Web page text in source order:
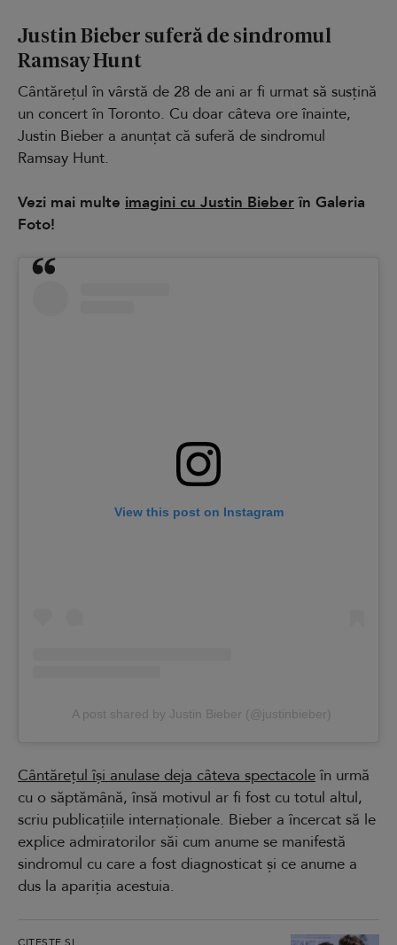
Justin Bieber suferă de sindromul
Ramsay Hunt
Cântărețul în vârstă de 28 de ani ar fi urmat să susțină
un concert în Toronto. Cu doar câteva ore înainte,
Justin Bieber a anunțat că suferă de sindromul
Ramsay Hunt.
Vezi mai multe imagini cu Justin Bieberîn Galeria
Foto!
View this post on Instagram
A post shared by Justin Bieber (@justinbieber)
Cântărețul își anulase deja câteva spectacole în urmă
cu o săptămână, însă motivul ar fi fost cu totul altul,
scriu publicațiile internaționale. Bieber a încercat să le
explice admiratorilor săi cum anume se manifestă
sindromul cu care a fost diagnosticat și ce anume a
dus la apariția acestuia.